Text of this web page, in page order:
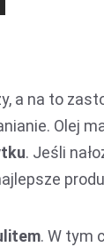
a na to
Olej
. Jeśli
. W tym